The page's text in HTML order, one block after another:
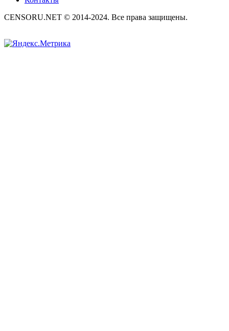
CENSORU.NET © 2014-2024. Все права защищены.